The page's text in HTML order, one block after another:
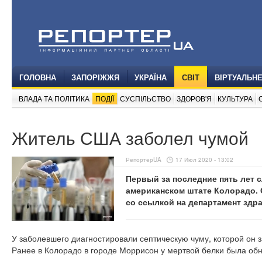
ГОЛОВНА ЗАПОРІЖЖЯ УКРАЇНА СВІТ
ВЛАДА ТА ПОЛІТИКА ПОДІЇ СУСПІЛЬСТВО ЗДОРОВ'Я КУЛЬТУРА
Житель США заболел чумой
РепортерUA 17 Июл 2020 - 13:02
Первый за последние пять лет
американском штате
со ссылкой на департамент
У заболевшего диагностировали септическую чуму, которой
Ранее в Колорадо в городе Моррисон у мертвой белки была